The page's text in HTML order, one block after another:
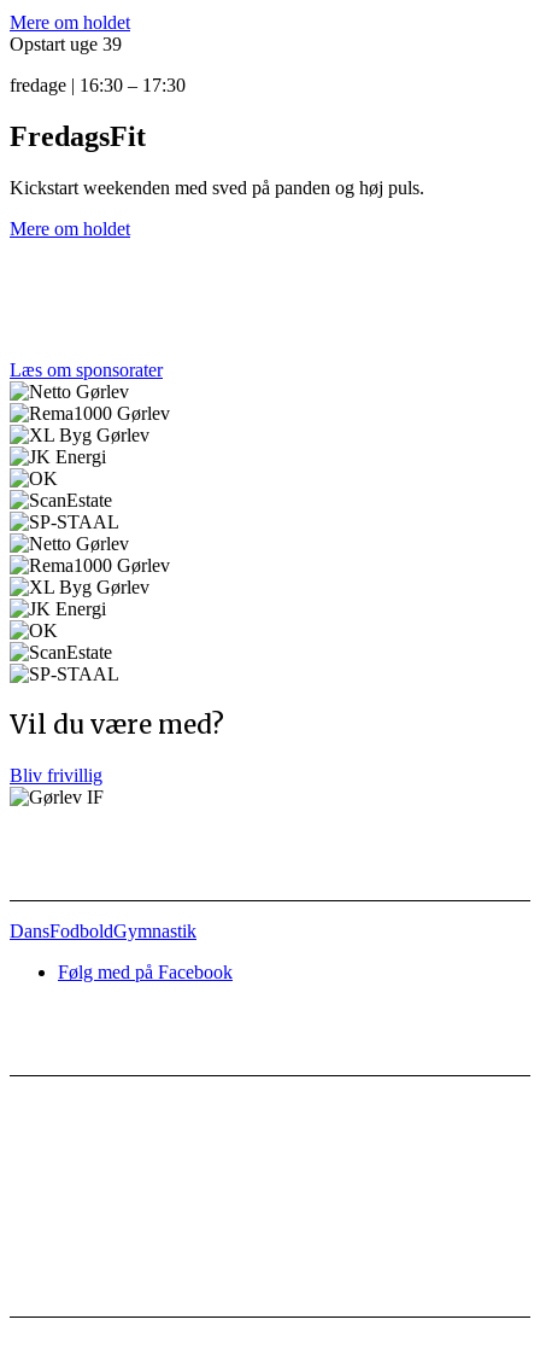
Mere om holdet
Opstart uge 39
fredage | 16:30 – 17:30
FredagsFit
Kickstart weekenden med sved på panden og høj puls.
Mere om holdet
Læs om sponsorater
Vil du være med?
Bliv frivillig
DansFodboldGymnastik
Følg med på Facebook